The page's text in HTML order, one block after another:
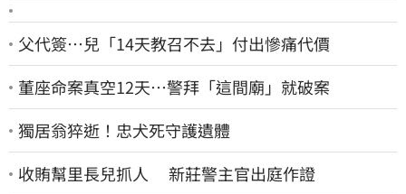
父代簽…兒「14天教召不去」付出慘痛代價
董座命案真空12天…警拜「這間廟」就破案
獨居翁猝逝！忠犬死守護遺體
收賄幫里長兒抓人 新莊警主官出庭作證